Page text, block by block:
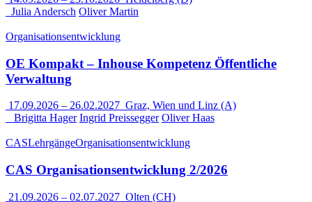
Julia Andersch Oliver Martin
Organisationsentwicklung
OE Kompakt – Inhouse Kompetenz Öffentliche
Verwaltung
17.09.2026 – 26.02.2027 Graz, Wien und Linz (A)
Brigitta Hager Ingrid Preissegger Oliver Haas
CASLehrgängeOrganisationsentwicklung
CAS Organisationsentwicklung 2/2026
21.09.2026 – 02.07.2027 Olten (CH)